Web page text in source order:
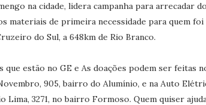
na cidade, lidera campanha para arrecadar
materiais de primeira necessidade para quem
do Sul, a 648km de Rio Branco.
que estão no GE e As doações podem ser feitas
905, bairro do Alumínio, e na Auto
Lima, 3271, no bairro Formoso. Quem quiser